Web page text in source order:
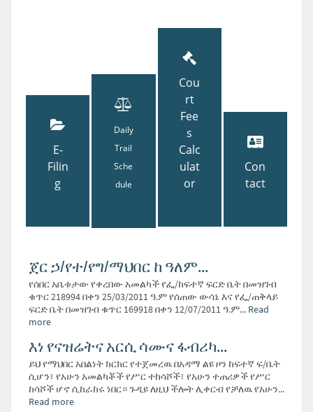
E-
Filin
g
Daily
Trail
Sche
dule
Cou
rt
Fee
s
Calc
ulat
or
Con
tact
ጀር ኃ/የተ/የግ/ማህበር ከ ዓለም...
የሰበር አቤቱታው የቀረበው አመልካች የፌ/ከፍተኛ ፍርድ ቤት በመዝገብ
ቁጥር 218994 በቀን 25/03/2011 ዓ.ም የሰጠው ውሳኔ እና የፌ/ጠቅላይ
ፍርድ ቤት በመዝገብ ቁጥር 169918 በቀን 12/07/2011 ዓ.ም... Read
more
እነ የናዝሬትና አርሲ ሳሙና ፋብሪካ...
ይህ የማህበር አበልነት ክርክር የተጀመረዉ በአዳማ ልዩ ዞን ከፍተኛ ፍ/ቤት
ሲሆን፣ የአሁን አመልካቾች የሥር ተከሳሾች፣ የአሁን ተጠሪዎች የሥር
ከሳሾች ሆኖ ሲከራከሩ ነበር። ጉዲዩ ለዚህ ችሎት ሊቀርብ የቻለዉ የአሁን...
Read more